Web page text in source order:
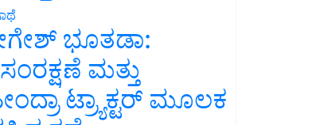
ಭೂತಡಾ:
ಮತ್ತು
ಟ್ರ್ಯಾಕ್ಟರ್ ಮೂಲಕ